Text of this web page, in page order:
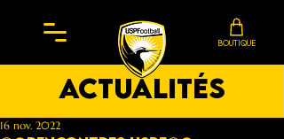
BOUTIQUE
actualités
16 nov. 2022